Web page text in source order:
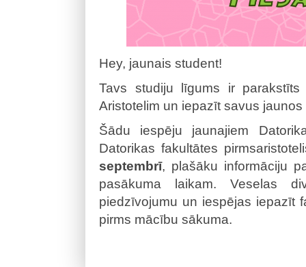
Hey, jaunais student!
Tavs studiju līgums ir
Aristotelim un iepazīt savus
Šādu iespēju jaunajiem
Datorikas fakultātes
septembrī, plašāku informāciju
pasākuma laikam. Veselas
piedzīvojumu un iespējas iepazīt
pirms mācību sākuma.